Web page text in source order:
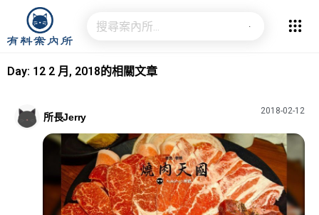
Day: 12 2 月, 2018的相關文章
所長Jerry
2018-02-12